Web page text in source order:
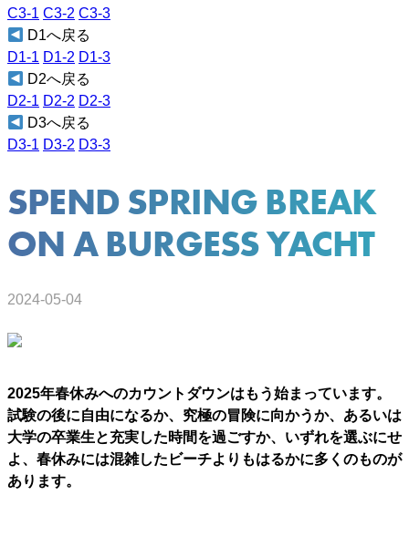
C3-1 C3-2 C3-3
D1へ戻る
D1-1 D1-2 D1-3
D2へ戻る
D2-1 D2-2 D2-3
D3へ戻る
D3-1 D3-2 D3-3
SPEND SPRING BREAK
ON A BURGESS YACHT
2024-05-04
2025年春休みへのカウントダウンはもう始まっています。
試験の後に自由になるか、究極の冒険に向かうか、あるいは
大学の卒業生と充実した時間を過ごすか、いずれを選ぶにせ
よ、春休みには混雑したビーチよりもはるかに多くのものが
あります。